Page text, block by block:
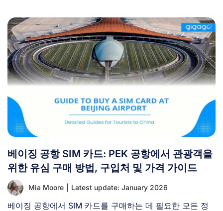
베이징 공항 SIM 카드: PEK 공항에서 관광객을
위한 유심 구매 방법, 구입처 및 가격 가이드
Mia Moore Latest update: January 2026
베이징 공항에서 SIM 카드를 구매하는 데 필요한 모든 정